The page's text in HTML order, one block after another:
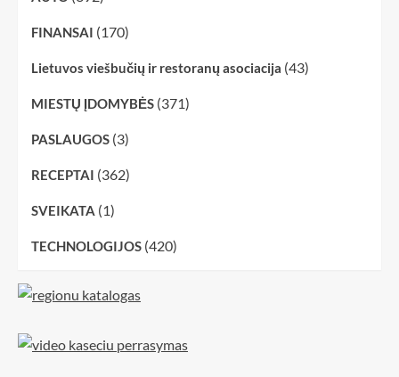
FINANSAI (170)
Lietuvos viešbučių ir restoranų asociacija (43)
MIESTŲ ĮDOMYBĖS (371)
PASLAUGOS (3)
RECEPTAI (362)
SVEIKATA (1)
TECHNOLOGIJOS (420)